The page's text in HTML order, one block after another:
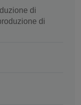
di
di